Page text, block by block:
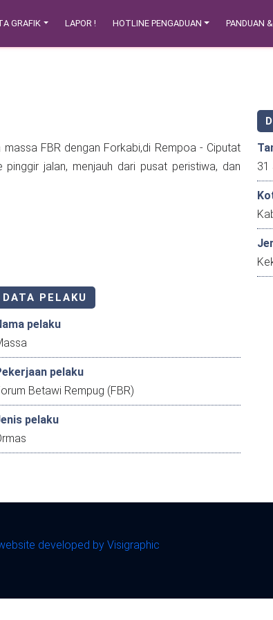
GRAFIK LAPOR ! HOTLINE PENGADUAN PANDUAN
FBR dengan Forkabi,di Rempoa - Ciputat
jalan, menjauh dari pusat peristiwa, dan
DATA PELAKU
pelaku
pelaku
Betawi Rempug (FBR)
pelaku
developed by Visigraphic